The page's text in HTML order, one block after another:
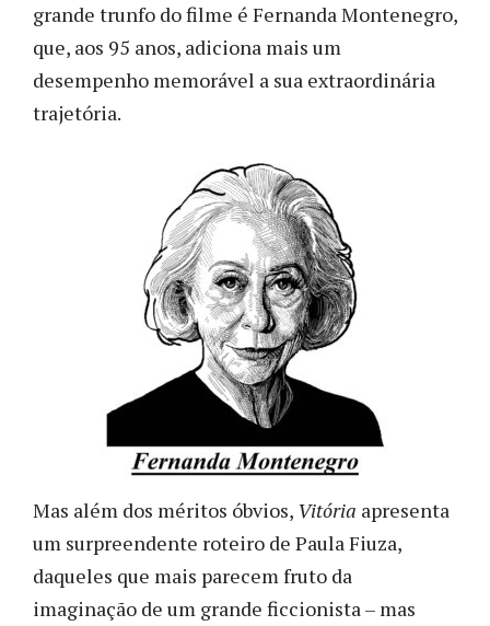
grande trunfo do filme é Fernanda Montenegro,
que, aos 95 anos, adiciona mais um
desempenho memorável a sua extraordinária
trajetória.
Mas além dos méritos óbvios, Vitória apresenta
um surpreendente roteiro de Paula Fiuza,
daqueles que mais parecem fruto da
imaginação de um grande ficcionista – mas